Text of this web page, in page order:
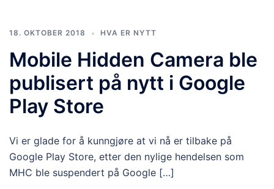
18. OKTOBER 2018 HVA ER NYTT
Mobile Hidden Camera ble
publisert på nytt i Google
Play Store
Vi er glade for å kunngjøre at vi nå er tilbake på
Google Play Store, etter den nylige hendelsen som
MHC ble suspendert på Google […]